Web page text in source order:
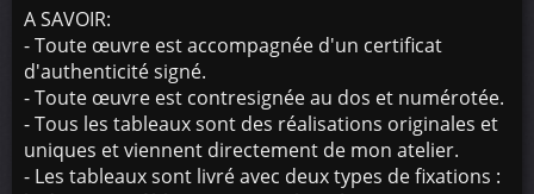
A SAVOIR:
- Toute œuvre est accompagnée d'un certificat
d'authenticité signé.
- Toute œuvre est contresignée au dos et numérotée.
- Tous les tableaux sont des réalisations originales et
uniques et viennent directement de mon atelier.
- Les tableaux sont livré avec deux types de fixations :